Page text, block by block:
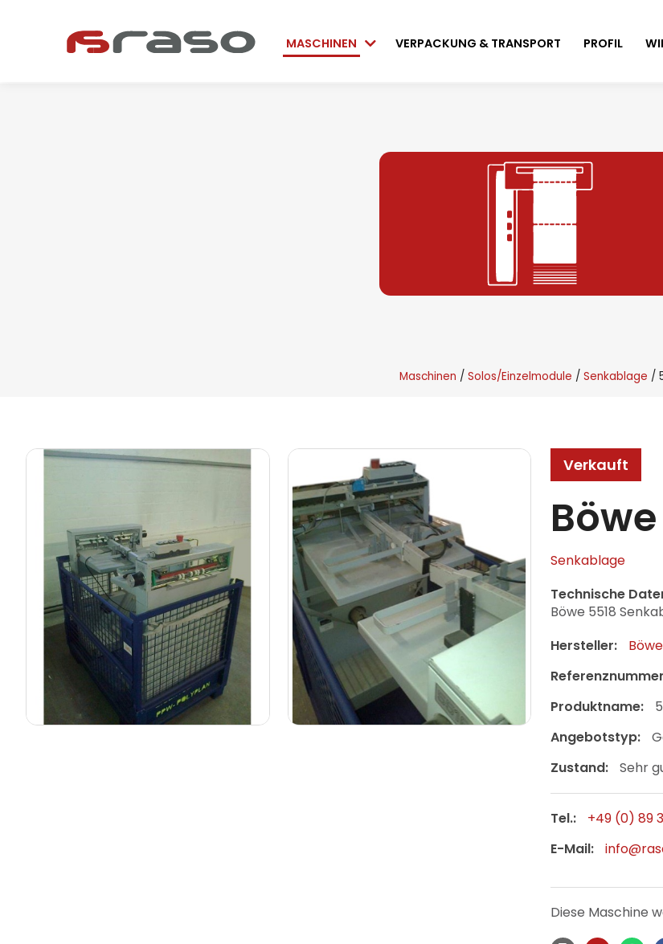
überspringen
MASCHINEN VERPACKUNG & TRANSPORT PROFIL
Maschinen Solos/Einzelmodule Senkablage
Verkauft
Böwe
Senkablage
Technische
Böwe 5518
Hersteller:
Böwe
Produktname:
Angebotstyp:
Zustand:
Sehr
Tel.:
+49 (0) 89
E-Mail:
Diese Maschine